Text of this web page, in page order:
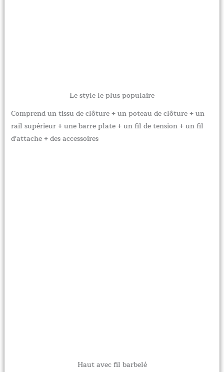
Le style le plus populaire
Comprend un tissu de clôture + un poteau de clôture + un
rail supérieur + une barre plate + un fil de tension + un fil
d'attache + des accessoires
Haut avec fil barbelé